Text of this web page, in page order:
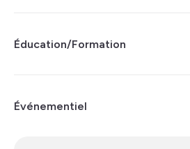
Éducation/Formation
Événementiel